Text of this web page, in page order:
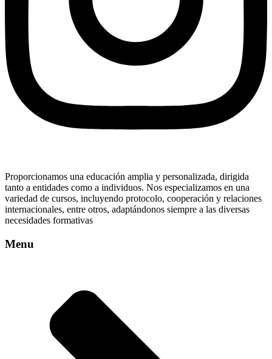
Proporcionamos una educación amplia y personalizada, dirigida
tanto a entidades como a individuos. Nos especializamos en una
variedad de cursos, incluyendo protocolo, cooperación y relaciones
internacionales, entre otros, adaptándonos siempre a las diversas
necesidades formativas
Menu